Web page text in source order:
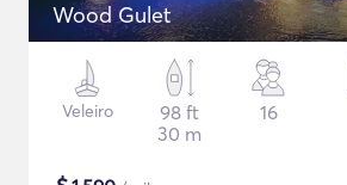
Wood Gulet
Veleiro
98 ft
30 m
16